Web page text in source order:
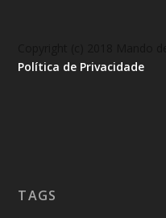
Política de Privacidade
TAGS